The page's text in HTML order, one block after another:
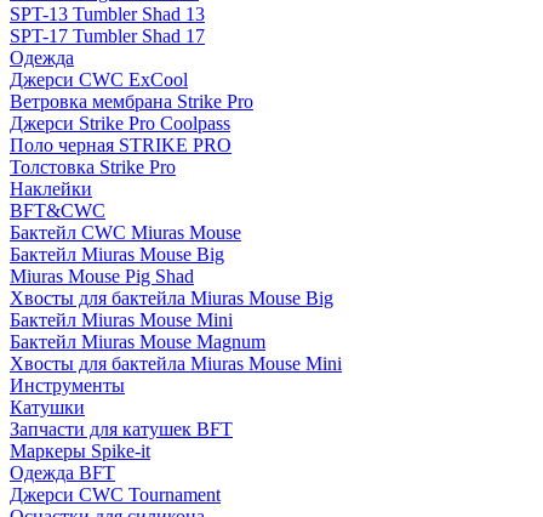
SPT-13 Tumbler Shad 13
SPT-17 Tumbler Shad 17
Одежда
Джерси CWC ExCool
Ветровка мембрана Strike Pro
Джерси Strike Pro Coolpass
Поло черная STRIKE PRO
Толстовка Strike Pro
Наклейки
BFT&CWC
Бактейл CWC Miuras Mouse
Бактейл Miuras Mouse Big
Miuras Mouse Pig Shad
Хвосты для бактейла Miuras Mouse Big
Бактейл Miuras Mouse Mini
Бактейл Miuras Mouse Magnum
Хвосты для бактейла Miuras Mouse Mini
Инструменты
Катушки
Запчасти для катушек BFT
Маркеры Spike-it
Одежда BFT
Джерси CWC Tournament